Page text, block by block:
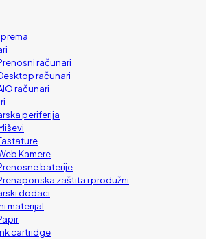
računari
računari
računari
periferija
Kamere
baterije
zaštita i produžni
dodaci
materijal
cartridge